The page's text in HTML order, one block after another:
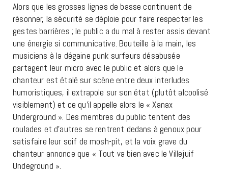
Alors que les grosses lignes de basse continuent de
résonner, la sécurité se déploie pour faire respecter les
gestes barrières ; le public a du mal à rester assis devant
une énergie si communicative. Bouteille à la main, les
musiciens à la dégaine punk surfeurs désabusée
partagent leur micro avec le public et alors que le
chanteur est étalé sur scène entre deux interludes
humoristiques, il extrapole sur son état (plutôt alcoolisé
visiblement) et ce qu’il appelle alors le « Xanax
Underground ». Des membres du public tentent des
roulades et d’autres se rentrent dedans à genoux pour
satisfaire leur soif de mosh-pit, et la voix grave du
chanteur annonce que « Tout va bien avec le Villejuif
Undeground ».